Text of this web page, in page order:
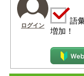
ログイン
語
増加！